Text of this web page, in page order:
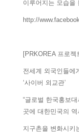
이루어지는 모습
http://
[PRKOREA 프로
전세계 외국인들에
‘사이버 외교관’
“글로벌 한국홍보
곳에 대한민국의
지구촌을 변화시